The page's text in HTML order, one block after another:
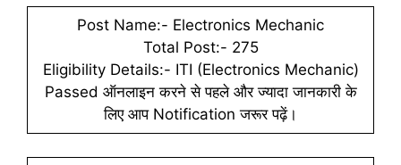
Post Name:- Electronics Mechanic
Total Post:- 275
Eligibility Details:- ITI (Electronics Mechanic)
Passed ऑनलाइन करने से पहले और ज्यादा जानकारी के
लिए आप Notification जरूर पढ़ें।